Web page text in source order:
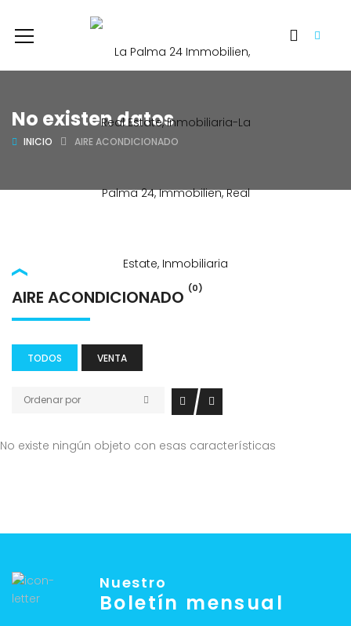
No existen datos
INICIO AIRE ACONDICIONADO
AIRE ACONDICIONADO (0)
TODOS VENTA
Ordenar por
No existe ningún objeto con esas características
Nuestro
Boletín mensual